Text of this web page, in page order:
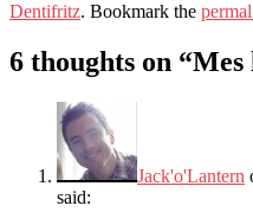
Dentifritz. Bookmark the
6 thoughts on “Mes
Jack'o'Lantern
said: